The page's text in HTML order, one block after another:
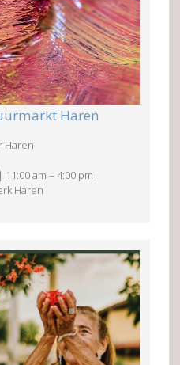
Haren
Haren
| 11:00 am – 4:00 pm
Haren